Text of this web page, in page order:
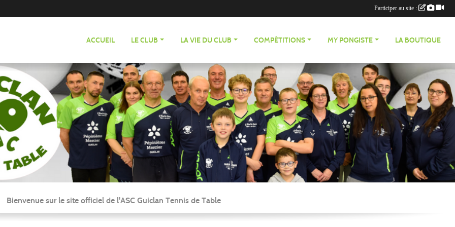
ACCUEIL LE CLUB LA VIE DU CLUB COMPÉTITIONS MY PONGISTE LA BOUTIQUE
Bienvenue sur le site officiel de l'ASC Guiclan Tennis de Table
Participer au site :